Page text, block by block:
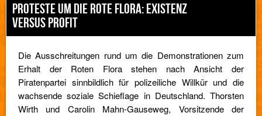
PROTESTE UM DIE ROTE FLORA: EXISTENZ
VERSUS PROFIT
Die Ausschreitungen rund um die Demonstrationen zum
Erhalt der Roten Flora stehen nach Ansicht der
Piratenpartei sinnbildlich für polizeiliche Willkür und die
wachsende soziale Schieflage in Deutschland. Thorsten
Wirth und Carolin Mahn-Gauseweg, Vorsitzende der